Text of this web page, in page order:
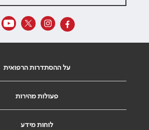
על ההסתדרות הרפואית
פעולות מהירות
לוחות מידע